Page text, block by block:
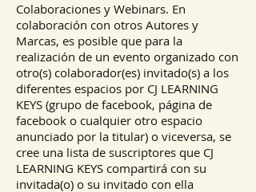
Colaboraciones y Webinars. En
colaboración con otros Autores y
Marcas, es posible que para la
realización de un evento organizado con
otro(s) colaborador(es) invitado(s) a los
diferentes espacios por CJ LEARNING
KEYS (grupo de facebook, página de
facebook o cualquier otro espacio
anunciado por la titular) o viceversa, se
cree una lista de suscriptores que CJ
LEARNING KEYS compartirá con su
invitada(o) o su invitado con ella